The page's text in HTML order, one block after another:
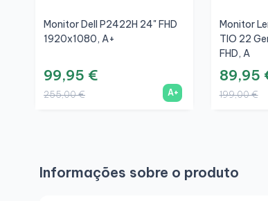
Monitor Dell P2422H 24" FHD
1920x1080, A+
99,95 €
255,00 € A+
Monitor
TIO 22
FHD, A
89,95
199,00 €
Informações sobre o produto